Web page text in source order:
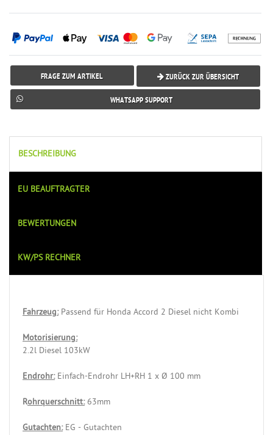
FRAGE ZUM ARTIKEL ZURÜCK ZUR ÜBERSICHT
WHATSAPP SUPPORT
BESCHREIBUNG
EU BEAUFTRAGTER
BEWERTUNGEN
KW/PS RECHNER
Fahrzeug:Passend für Honda Accord 2 Diesel nicht Kombi
Motorisierung:
2.2l Diesel 103kW
Endrohr:Einfach-Endrohr LH+RH 1 x Ø 100 mm
Rohrquerschnitt:63mm
Gutachten:EG - Gutachten